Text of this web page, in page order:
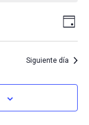
de
de
Día
Siguiente día